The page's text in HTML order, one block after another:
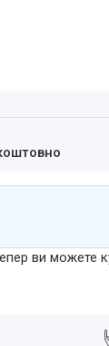
ви можете